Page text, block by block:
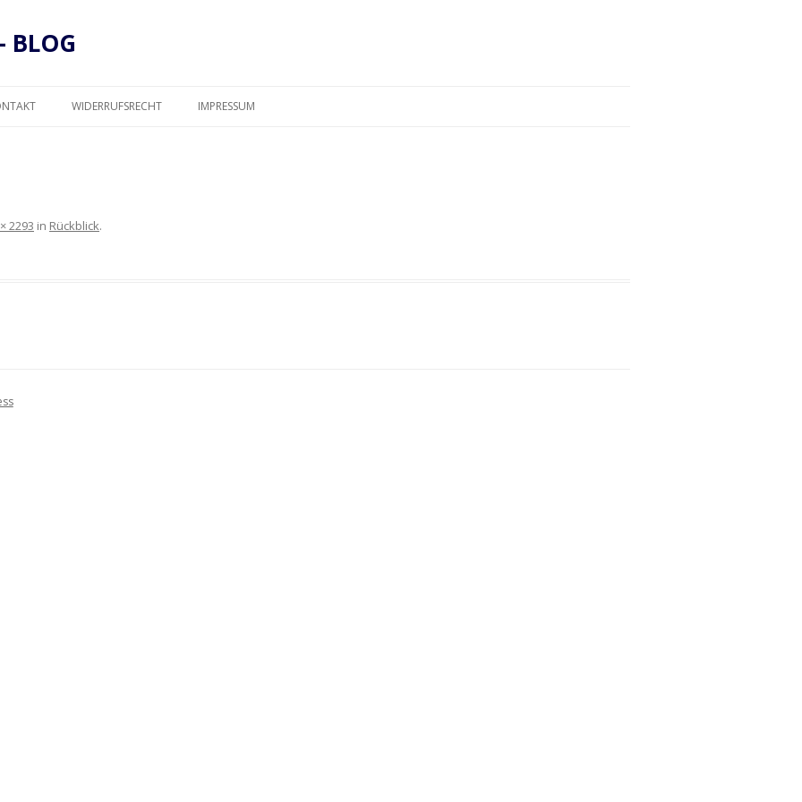
BLOG
Inhalt
WIDERRUFSRECHT IMPRESSUM
2293 in Rückblick.